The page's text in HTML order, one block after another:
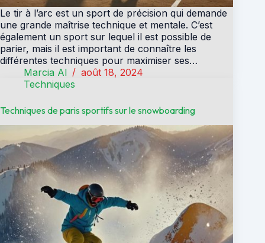
Le tir à l’arc est un sport de précision qui demande
une grande maîtrise technique et mentale. C’est
également un sport sur lequel il est possible de
parier, mais il est important de connaître les
différentes techniques pour maximiser ses…
Marcia Al
août 18, 2024
Techniques
Techniques de paris sportifs sur le snowboarding